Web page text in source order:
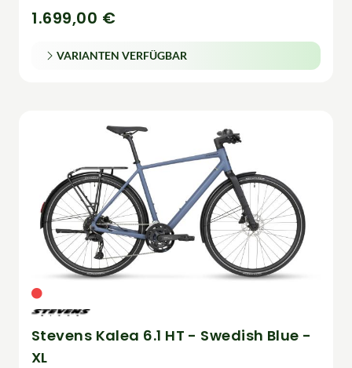
1.699,00 €
VARIANTEN VERFÜGBAR
Stevens Kalea 6.1 HT - Swedish Blue -
XL